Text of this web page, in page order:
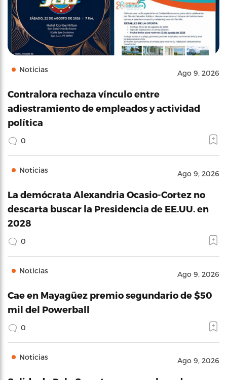
Noticias Ago 9, 2026
Contralora rechaza vínculo entre
adiestramiento de empleados y actividad
política
0
Noticias Ago 9, 2026
La demócrata Alexandria Ocasio-Cortez no
descarta buscar la Presidencia de EE.UU. en
2028
0
Noticias Ago 9, 2026
Cae en Mayagüez premio segundario de $50
mil del Powerball
0
Noticias Ago 9, 2026